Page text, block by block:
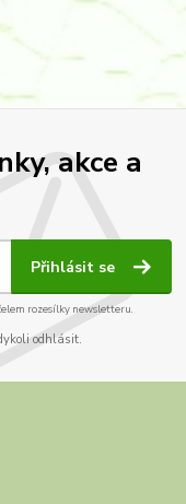
akce a
Přihlásit se
rozesílky newsletteru.
odhlásit.